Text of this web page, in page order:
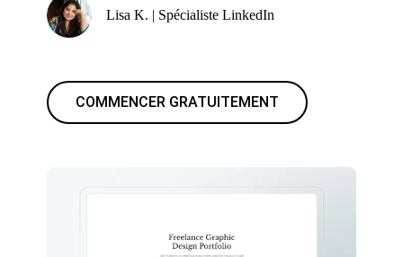
Lisa K. | Spécialiste LinkedIn
COMMENCER GRATUITEMENT